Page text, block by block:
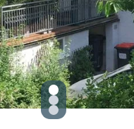
Zu Slide 1
Zu Slide 2
Zu Slide 3